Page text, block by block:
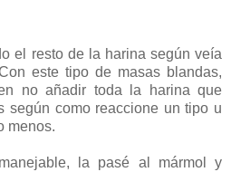
el resto de la harina según veía
este tipo de masas blandas,
no añadir toda la harina que
según como reaccione un tipo u
menos.
la pasé al mármol y